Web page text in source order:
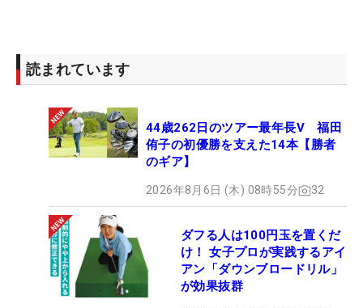
読まれています
44歳262日のツアー最年長V 福田
侑子の初優勝を支えた14本【勝者
のギア】
2026年8月6日 (木) 08時55分 32
ダフる人は100円玉を置くだ
け！ 女子プロが実践するアイ
アン「ダウンブロードリル」
が効果抜群